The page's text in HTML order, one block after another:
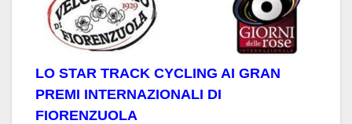
LO STAR TRACK CYCLING AI GRAN
PREMI INTERNAZIONALI DI
FIORENZUOLA